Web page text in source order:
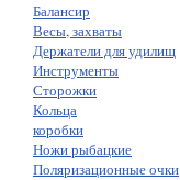
Балансир
Весы, захваты
Держатели для удилищ
Инструменты
Сторожки
Кольца
коробки
Ножи рыбацкие
Поляризационные очки